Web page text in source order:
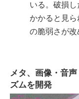
いる。破損
かかると見
の脆弱さが改
メタ、画像・音
ズムを開発